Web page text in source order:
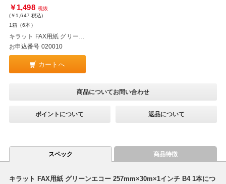
￥1,498 税抜
(￥1,647 税込)
1箱（6本）
キラット FAX用紙 グリーンエコー 257mm×30m×1インチ B4 6本
お申込番号 020010
カートへ
商品についてお問い合わせ
ポイントについて 返品について
スペック 商品特徴
キラット FAX用紙 グリーンエコー 257mm×30m×1インチ B4 1本につ